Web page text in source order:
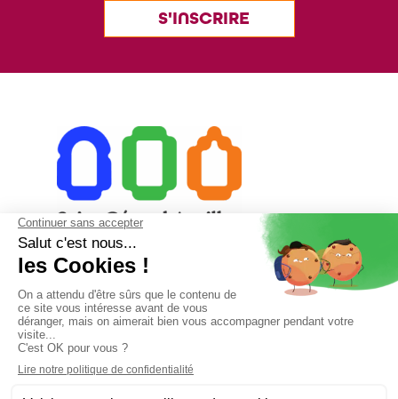
S'INSCRIRE
23 rue du Collège 15000 Aurillac
04 71 48 28 18
Accueil téléphonique de 8h à 12h et de 13h à 18h
Le vendredi de 8h à 12h et de 13h à 16h